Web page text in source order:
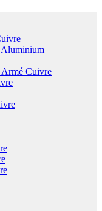
Cuivre